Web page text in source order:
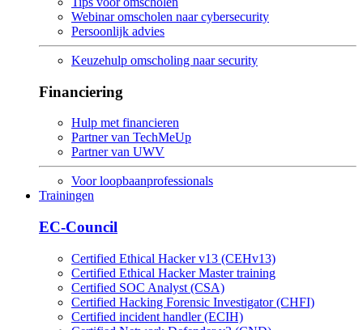
Webinar omscholen naar cybersecurity
Persoonlijk advies
Keuzehulp omscholing naar security
Financiering
Hulp met financieren
Partner van TechMeUp
Partner van UWV
Voor loopbaanprofessionals
Trainingen
EC-Council
Certified Ethical Hacker v13 (CEHv13)
Certified Ethical Hacker Master training
Certified SOC Analyst (CSA)
Certified Hacking Forensic Investigator (CHFI)
Certified incident handler (ECIH)